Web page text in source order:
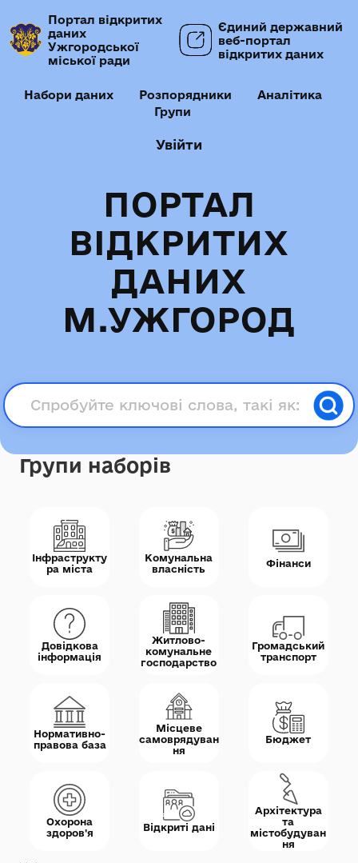
Портал відкритих
даних
Ужгородської
міської ради
Єдиний державний
веб-портал
відкритих даних
Набори даних Розпорядники
Аналітика
Групи
Увійти
ПОРТАЛ
ВІДКРИТИХ
ДАНИХ
М.УЖГОРОД
Групи наборів
Інфраструкту
ра міста
Комунальна
власність
Фінанси
Довідкова
інформація
Житлово-
комунальне
господарство
Громадський
транспорт
Нормативно-
правова база
Місцеве
самоврядуван
ня
Бюджет
Охорона
здоров'я
Відкриті дані
Архітектура
та
містобудуван
ня